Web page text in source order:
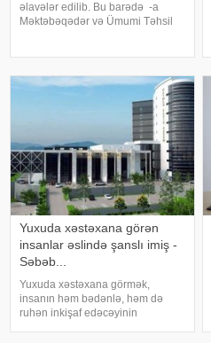
əlavələr edilib. Bu barədə -a
Məktəbəqədər və Ümumi Təhsil
təhsilverənlərin
Yuxuda xəstəxana görən
insanlar əslində şanslı imiş -
Səbəb...
Yuxuda xəstəxana görmək,
insanın həm bədənlə, həm də
ruhən inkişaf edəcəyinin